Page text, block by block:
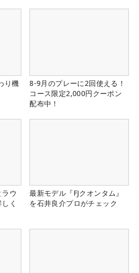
り機
8-9月のプレーに2回使える！
コース限定2,000円クーポン
配布中！
ウ
く
最新モデル『FJクオンタム』
を石井良介プロがチェック